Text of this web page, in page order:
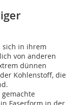
sich in ihrem
von anderen
dünnen
Kohlenstoff, die
gemachte